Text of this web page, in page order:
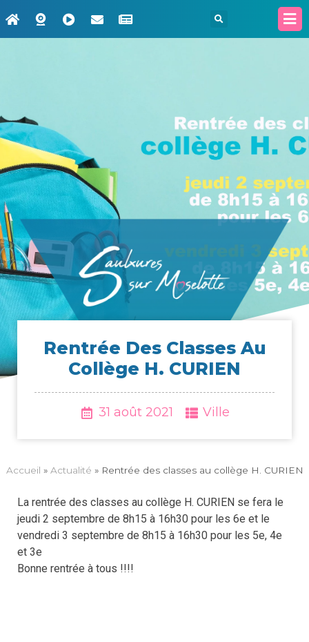
Ren­trée Des Classes Au
Col­lège H. CURIEN
31 août 2021 Ville
Accueil » Actua­li­té » Ren­trée des classes au col­lège H. CURIEN
La rentrée des classes au collège H. CURIEN se fera le
jeudi 2 septembre de 8h15 à 16h30 pour les 6e et le
vendredi 3 septembre de 8h15 à 16h30 pour les 5e, 4e
et 3e
Bonne rentrée à tous !!!!